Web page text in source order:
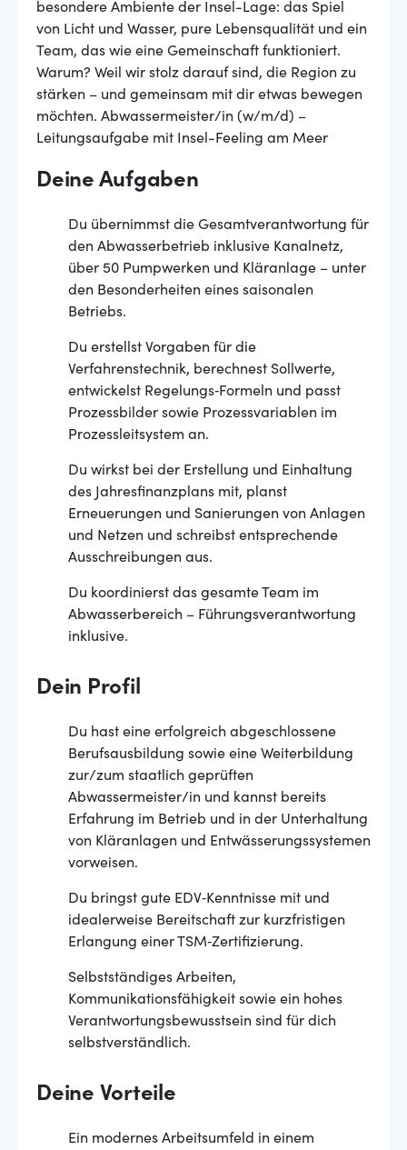
besondere Ambiente der Insel-Lage: das Spiel
von Licht und Wasser, pure Lebensqualität und ein
Team, das wie eine Gemeinschaft funktioniert.
Warum? Weil wir stolz darauf sind, die Region zu
stärken – und gemeinsam mit dir etwas bewegen
möchten. Abwassermeister/in (w/m/d) –
Leitungsaufgabe mit Insel-Feeling am Meer
Deine Aufgaben
Du übernimmst die Gesamtverantwortung für
den Abwasserbetrieb inklusive Kanalnetz,
über 50 Pumpwerken und Kläranlage – unter
den Besonderheiten eines saisonalen
Betriebs.
Du erstellst Vorgaben für die
Verfahrenstechnik, berechnest Sollwerte,
entwickelst Regelungs‐Formeln und passt
Prozessbilder sowie Prozessvariablen im
Prozessleitsystem an.
Du wirkst bei der Erstellung und Einhaltung
des Jahresfinanzplans mit, planst
Erneuerungen und Sanierungen von Anlagen
und Netzen und schreibst entsprechende
Ausschreibungen aus.
Du koordinierst das gesamte Team im
Abwasserbereich – Führungsverantwortung
inklusive.
Dein Profil
Du hast eine erfolgreich abgeschlossene
Berufsausbildung sowie eine Weiterbildung
zur/zum staatlich geprüften
Abwassermeister/in und kannst bereits
Erfahrung im Betrieb und in der Unterhaltung
von Kläranlagen und Entwässerungssystemen
vorweisen.
Du bringst gute EDV‐Kenntnisse mit und
idealerweise Bereitschaft zur kurzfristigen
Erlangung einer TSM‐Zertifizierung.
Selbstständiges Arbeiten,
Kommunikationsfähigkeit sowie ein hohes
Verantwortungsbewusstsein sind für dich
selbstverständlich.
Deine Vorteile
Ein modernes Arbeitsumfeld in einem